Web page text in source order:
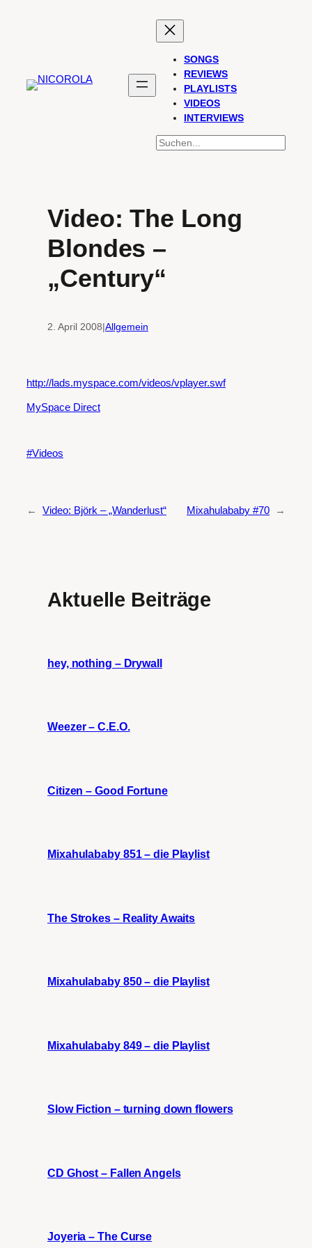
SONGS
REVIEWS
PLAYLISTS
VIDEOS
INTERVIEWS
SUCHEN
Video: The Long
Blondes –
„Century“
2. April 2008|Allgemein
http://lads.myspace.com/videos/vplayer.swf
MySpace Direct
Videos
← Video: Björk – „Wanderlust“ Mixahulababy #70 →
Aktuelle Beiträge
hey, nothing – Drywall
Weezer – C.E.O.
Citizen – Good Fortune
Mixahulababy 851 – die Playlist
The Strokes – Reality Awaits
Mixahulababy 850 – die Playlist
Mixahulababy 849 – die Playlist
Slow Fiction – turning down flowers
CD Ghost – Fallen Angels
Joyeria – The Curse